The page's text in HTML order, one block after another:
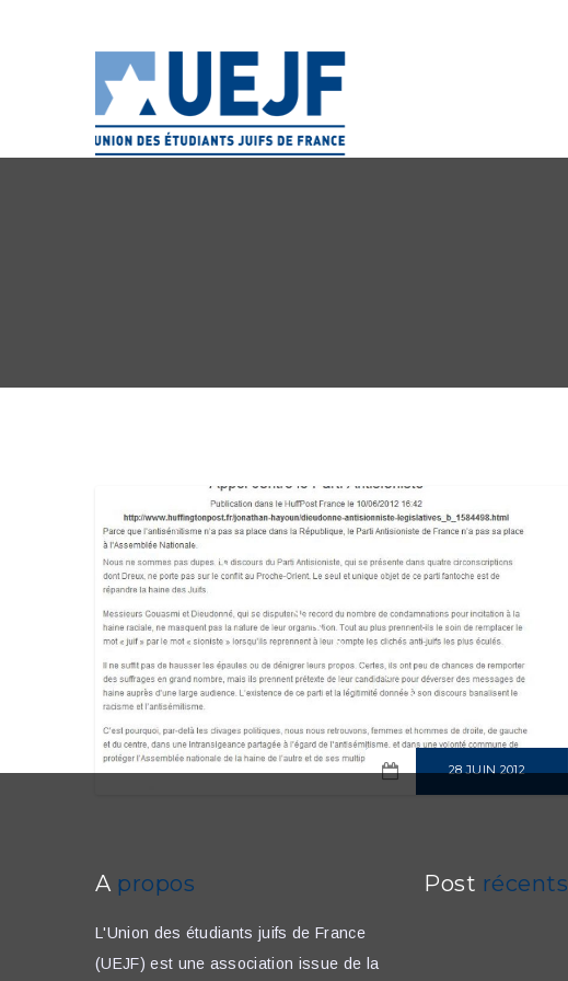
28 JUIN 2012
A propos
L'Union des étudiants juifs de France
(UEJF) est une association issue de la
Post récents